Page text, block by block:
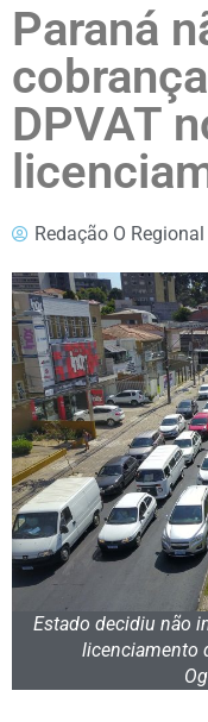
Paraná
DPVAT
Redação O Regional
Estado decidiu não
licenciamento